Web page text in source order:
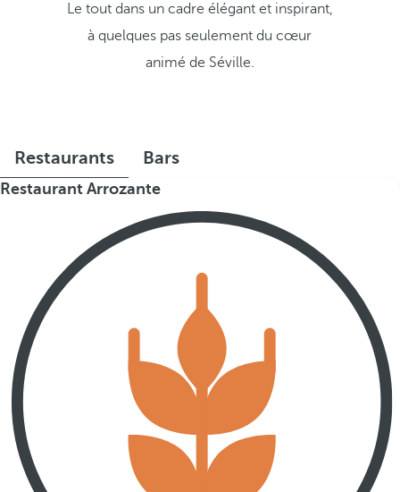
Le tout dans un cadre élégant et inspirant,
à quelques pas seulement du cœur
animé de Séville.
Restaurants Bars
Restaurant Arrozante